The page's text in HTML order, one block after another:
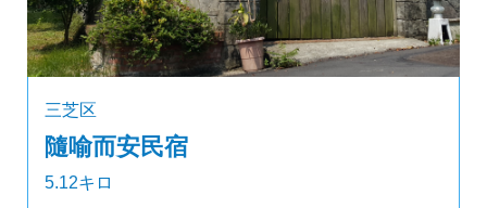
三芝区
隨喻而安民宿
5.12キロ